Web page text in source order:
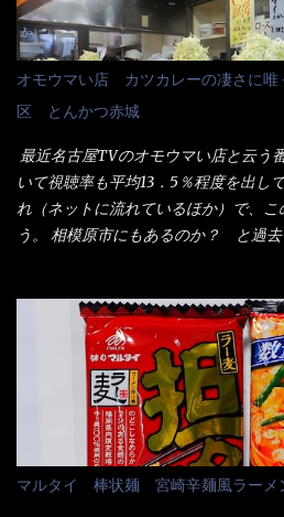
う。 これなら茹で上がった直後のま
いか！ 別皿で、葱と天かすを満タン
れに湯が無い利点として、汁が薄ま
れ！！ 湯があると、うどんと共に汁
う。つまりラーメンの麺にスープが絡
ずに汁も薄らむこともなく・・最後
しました。 腹イッパイだけど、得サ
たし満足達成度100％ 苦しいと云う
は入りそうだね。 と云う事で、今回
試したら、確...
士（昇進目的）などの世界でしょう
感じかな。 丸亀製麺と云えば、大阪
は？）へ広がった、讃岐饂飩チェー
方には店舗に寄って違う！と云う人も
讃岐饂飩チェーン店と関係があるの
ケージからすれば、間違いなく贈答
用箱詰め饂飩・・・またもやメガド
この様な状態です。 乾麺の束が6束／
1280円と云った感じです。 で私は幾
たかって？ それは非常に言いづらい
て、激安だったとだけ申し上げましょ
ハイ、約15分ほど茹で上げた状態です
ので少し柔らかく・・・ 茹で上がっ
＜細い＞です。 どちらかと云えば、
てこれを、どの様に食べるか？ 長葱
八王子ラーメン風月見つけうどん！
オモウマい店 カツカレーの凄さに
区 とんかつ赤城
最近名古屋TVのオモウマい店と云う
いて視聴率も平均13．5％程度を出し
れ（ネットに流れているほか）で、
う。 相模原市にもあるのか？ と過
当している。 まずはこれを見て欲し
お皿＞である。 直ぐに気づいたでし
ゃないか！？ ハイ、山です。 これが
かつ屋のキャベツと比べたら、10人
メイン（主流は1,000超）＋定食セッ
れ程では安い訳でも無いが、客足が絶
なメニューのなかで、リーズナブル
が＜カツカレー＞だ！ これです。 当
マルタイ 棒状麺 宮崎辛麺風ラーメ